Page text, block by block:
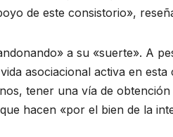
de este consistorio»,
a su «suerte». A
asociacional activa en esta
tener una vía de obtención
hacen «por el bien de la